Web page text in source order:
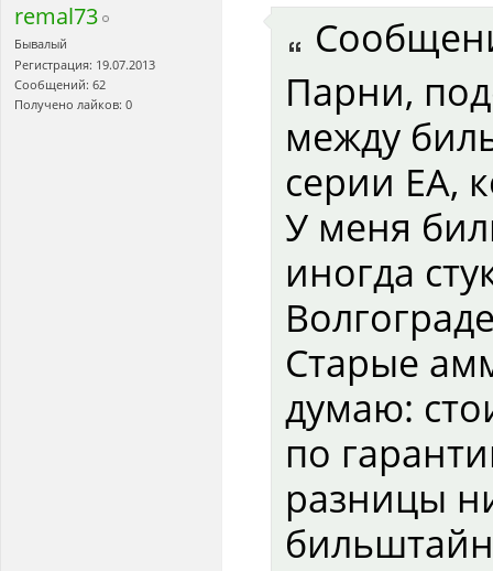
remal73
Бывалый
Регистрация: 19.07.2013
Сообщений: 62
Получено лайков: 0
Парни,
между
серии ЕА,
У меня
иногда
Старые
думаю:
по
разницы